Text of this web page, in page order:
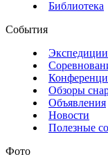
Библиотека
События
Экспедиции
Обзоры
Объявления
Новости
Полезные
Фото